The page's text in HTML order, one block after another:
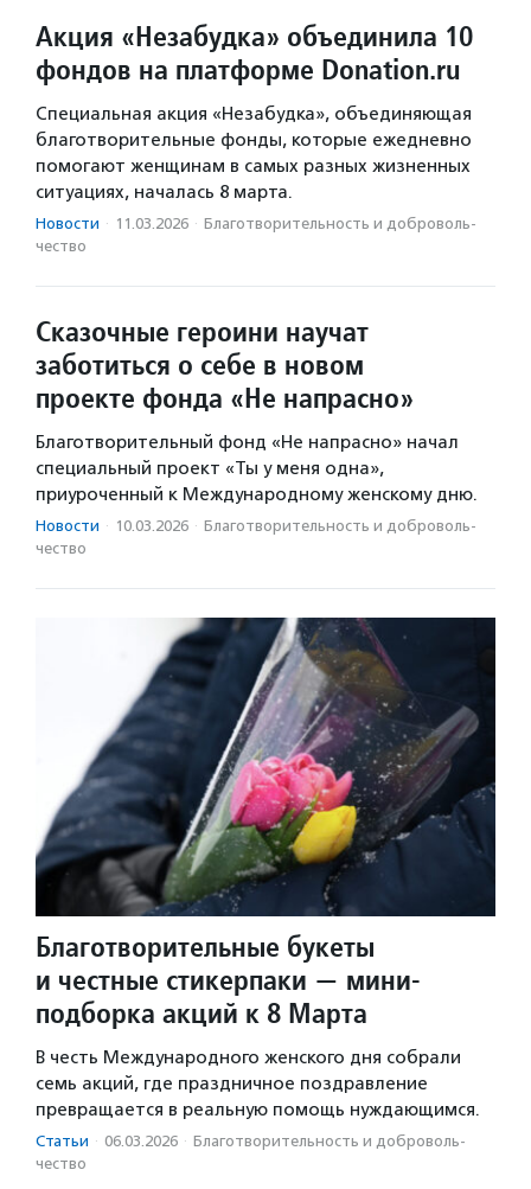
Акция «Незабудка» объединила 10
фондов на платформе Donation.ru
Специальная акция «Незабудка», объединяющая
благотворительные фонды, которые ежедневно
помогают женщинам в самых разных жизненных
ситуациях, началась 8 марта.
Новости · 11.03.2026 · Благотвори­тель­ность и доброволь­
чест­во
Сказочные героини научат
заботиться о себе в новом
проекте фонда «Не напрасно»
Благотворительный фонд «Не напрасно» начал
специальный проект «Ты у меня одна»,
приуроченный к Международному женскому дню.
Новости · 10.03.2026 · Благотвори­тель­ность и доброволь­
чест­во
Благотворительные букеты
и честные стикерпаки — мини-
подборка акций к 8 Марта
В честь Международного женского дня собрали
семь акций, где праздничное поздравление
превращается в реальную помощь нуждающимся.
Статьи · 06.03.2026 · Благотвори­тель­ность и доброволь­
чест­во